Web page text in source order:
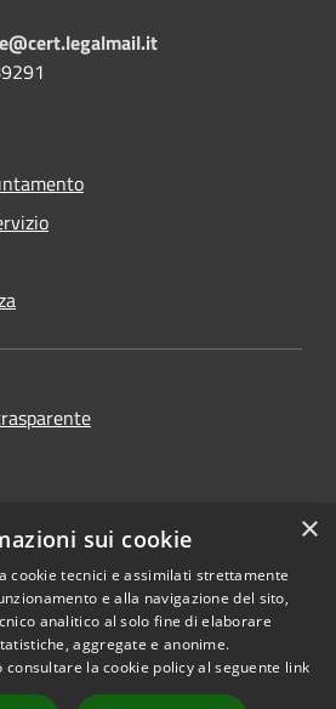
Copyright © 2026 • Comune di
×
sui cookie
cookie tecnici e assimilati strettamente
e alla navigazione del sito,
analitico al solo fine di elaborare
aggregate e anonime.
la cookie policy al seguente link